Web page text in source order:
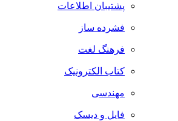
پشتیبان اطلاعات
فشرده ساز
فرهنگ لغت
کتاب الکترونیک
مهندسی
فایل و دیسک